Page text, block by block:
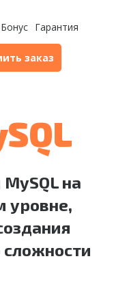
Бонус Гарантия
заказ
на
уровне,